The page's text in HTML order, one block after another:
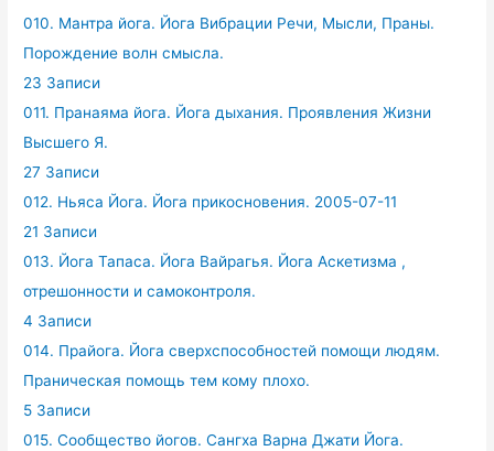
010. Мантра йога. Йога Вибрации Речи, Мысли, Праны.
Порождение волн смысла.
23 Записи
011. Пранаяма йога. Йога дыхания. Проявления Жизни
Высшего Я.
27 Записи
012. Ньяса Йога. Йога прикосновения. 2005-07-11
21 Записи
013. Йога Тапаса. Йога Вайрагья. Йога Аскетизма ,
отрешонности и самоконтроля.
4 Записи
014. Прайога. Йога сверхспособностей помощи людям.
Праническая помощь тем кому плохо.
5 Записи
015. Сообщество йогов. Сангха Варна Джати Йога.